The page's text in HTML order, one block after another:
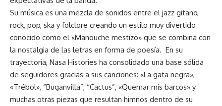
Su música es una mezcla de sonidos entre el jazz gitano,
rock, pop, ska y folclore creando un estilo muy divertido
conocido como el «Manouche mestizo» que se combina con
la nostalgia de las letras en forma de poesía. En su
trayectoria, Nasa Histories ha consolidado una base sólida
de seguidores gracias a sus canciones: «La gata negra»,
«Trébol», “Buganvilla”, “Cactus”, «Quemar mis barcos» y
muchas otras piezas que resultan himnos dentro de su